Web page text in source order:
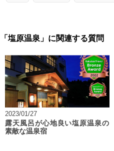
「塩原温泉」に関連する質問
2023/01/27
露天風呂が心地良い塩原温泉の
素敵な温泉宿